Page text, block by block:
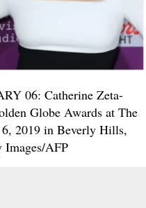
06: Catherine Zeta-
Globe Awards at The
2019 in Beverly Hills,
Images/AFP